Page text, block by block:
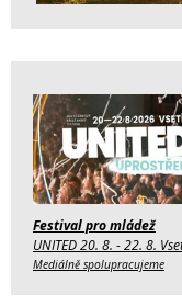
Festival pro mládež
UNITED 20. 8. - 22. 8.
Mediálně spolupracujeme